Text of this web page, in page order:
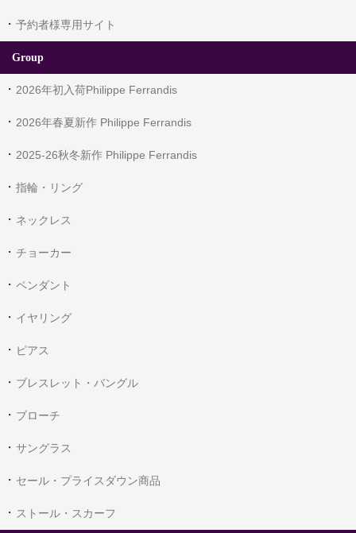
予約者様専用サイト
Group
2026年初入荷Philippe Ferrandis
2026年春夏新作 Philippe Ferrandis
2025-26秋冬新作 Philippe Ferrandis
指輪・リング
ネックレス
チョーカー
ペンダント
イヤリング
ピアス
ブレスレット・バングル
ブローチ
サングラス
セール・プライスダウン商品
ストール・スカーフ